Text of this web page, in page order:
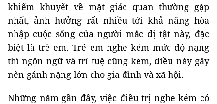
khiếm khuyết về mặt giác quan thường gặp
nhất, ảnh hưởng rất nhiều tới khả năng hòa
nhập cuộc sống của người mắc dị tật này, đặc
biệt là trẻ em. Trẻ em nghe kém mức độ nặng
thì ngôn ngữ và trí tuệ cũng kém, điều này gây
nên gánh nặng lớn cho gia đình và xã hội.
Những năm gần đây, việc điều trị nghe kém có